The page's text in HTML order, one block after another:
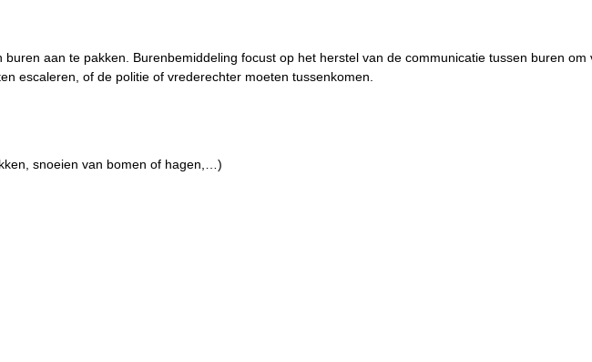
aan te pakken. Burenbemiddeling focust op het herstel van de communicatie tussen buren
escaleren, of de politie of vrederechter moeten tussenkomen.
snoeien van bomen of hagen,…)